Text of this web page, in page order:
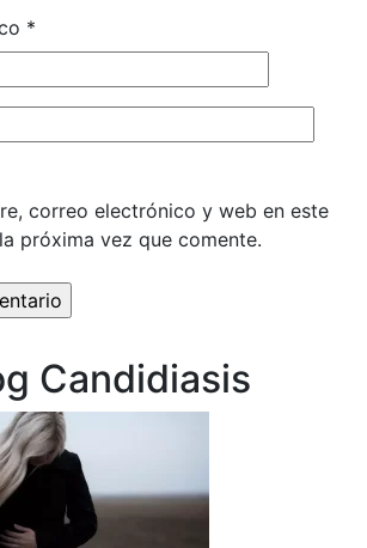
*
correo electrónico y web en este
próxima vez que comente.
Candidiasis